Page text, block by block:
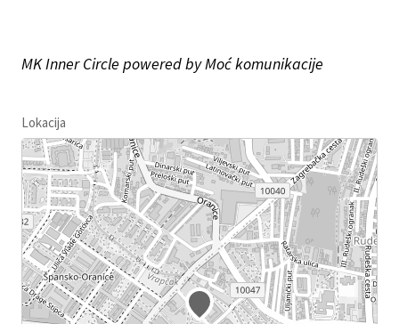
MK Inner Circle powered by Moć komunikacije
Lokacija